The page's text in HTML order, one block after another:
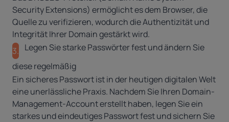
Security Extensions) ermöglicht es dem Browser, die
Quelle zu verifizieren, wodurch die Authentizität und
Integrität Ihrer Domain gestärkt wird.
3. Legen Sie starke Passwörter fest und ändern Sie
diese regelmäßig
Ein sicheres Passwort ist in der heutigen digitalen Welt
eine unerlässliche Praxis. Nachdem Sie Ihren Domain-
Management-Account erstellt haben, legen Sie ein
starkes und eindeutiges Passwort fest und sichern Sie